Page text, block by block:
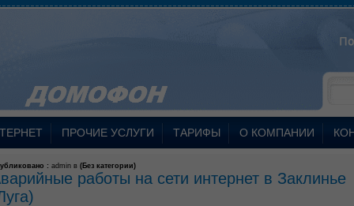
ПРОЧИЕ УСЛУГИ ТАРИФЫ О КОМПАНИИ
: admin в ( Без категории)
работы на сети интернет в Заклинье